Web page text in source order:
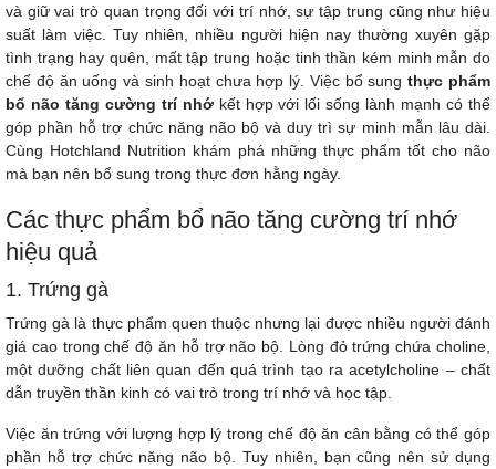
và giữ vai trò quan trọng đối với trí nhớ, sự tập trung cũng như hiệu
suất làm việc. Tuy nhiên, nhiều người hiện nay thường xuyên gặp
tình trạng hay quên, mất tập trung hoặc tinh thần kém minh mẫn do
chế độ ăn uống và sinh hoạt chưa hợp lý. Việc bổ sungthực phẩm
bổ não tăng cường trí nhớkết hợp với lối sống lành mạnh có thể
góp phần hỗ trợ chức năng não bộ và duy trì sự minh mẫn lâu dài.
Cùng Hotchland Nutrition khám phá những thực phẩm tốt cho não
mà bạn nên bổ sung trong thực đơn hằng ngày.
Các thực phẩm bổ não tăng cường trí nhớ
hiệu quả
1. Trứng gà
Trứng gà là thực phẩm quen thuộc nhưng lại được nhiều người đánh
giá cao trong chế độ ăn hỗ trợ não bộ. Lòng đỏ trứng chứa choline,
một dưỡng chất liên quan đến quá trình tạo ra acetylcholine – chất
dẫn truyền thần kinh có vai trò trong trí nhớ và học tập.
Việc ăn trứng với lượng hợp lý trong chế độ ăn cân bằng có thể góp
phần hỗ trợ chức năng não bộ. Tuy nhiên, bạn cũng nên sử dụng